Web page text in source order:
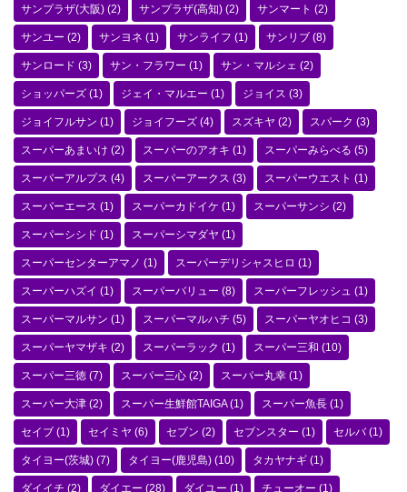
サンプラザ(大阪) (2) サンプラザ(高知) (2) サンマート (2)
サンユー (2) サンヨネ (1) サンライフ (1) サンリブ (8)
サンロード (3) サン・フラワー (1) サン・マルシェ (2)
ショッパーズ (1) ジェイ・マルエー (1) ジョイス (3)
ジョイフルサン (1) ジョイフーズ (4) スズキヤ (2) スパーク (3)
スーパーあまいけ (2) スーパーのアオキ (1) スーパーみらべる (5)
スーパーアルプス (4) スーパーアークス (3) スーパーウエスト (1)
スーパーエース (1) スーパーカドイケ (1) スーパーサンシ (2)
スーパーシシド (1) スーパーシマダヤ (1)
スーパーセンターアマノ (1) スーパーデリシャスヒロ (1)
スーパーハズイ (1) スーパーバリュー (8) スーパーフレッシュ (1)
スーパーマルサン (1) スーパーマルハチ (5) スーパーヤオヒコ (3)
スーパーヤマザキ (2) スーパーラック (1) スーパー三和 (10)
スーパー三徳 (7) スーパー三心 (2) スーパー丸幸 (1)
スーパー大津 (2) スーパー生鮮館TAIGA(1) スーパー魚長 (1)
セイブ (1) セイミヤ (6) セブン (2) セブンスター (1) セルバ(1)
タイヨー(茨城) (7) タイヨー(鹿児島) (10) タカヤナギ (1)
ダイイチ (2) ダイエー (28) ダイユー (1) チューオー (1)